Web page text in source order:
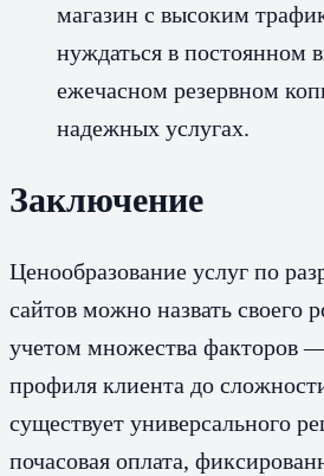
магазин с высоким
нуждаться в постоянном
ежечасном резервном
надежных услугах.
Заключение
Ценообразование услуг по
сайтов можно назвать своего
учетом множества факторов
профиля клиента до
существует универсального
почасовая оплата,